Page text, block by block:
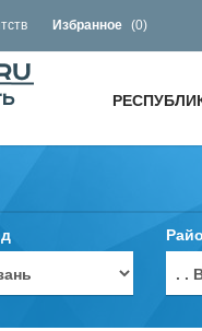
Избранное (0)
. .